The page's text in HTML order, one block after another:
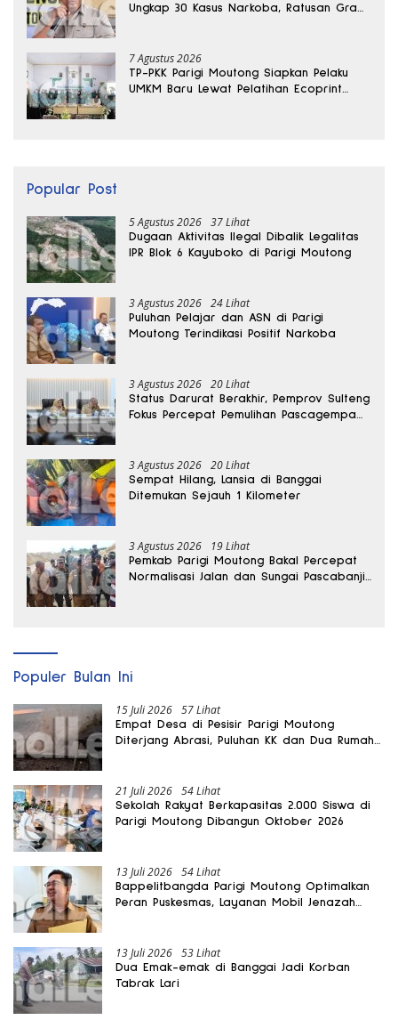
Ungkap 30 Kasus Narkoba, Ratusan Gram
7 Agustus 2026
TP-PKK Parigi Moutong Siapkan Pelaku
UMKM Baru Lewat Pelatihan Ecoprint
Popular Post
5 Agustus 2026 37 Lihat
Dugaan Aktivitas Ilegal Dibalik Legalitas
IPR Blok 6 Kayuboko di Parigi Moutong
3 Agustus 2026 24 Lihat
Puluhan Pelajar dan ASN di Parigi
Moutong Terindikasi Positif Narkoba
3 Agustus 2026 20 Lihat
Status Darurat Berakhir, Pemprov Sulteng
Fokus Percepat Pemulihan Pascagempa
3 Agustus 2026 20 Lihat
Sempat Hilang, Lansia di Banggai
Ditemukan Sejauh 1 Kilometer
3 Agustus 2026 19 Lihat
Pemkab Parigi Moutong Bakal Percepat
Normalisasi Jalan dan Sungai Pascabanjir
Populer Bulan Ini
15 Juli 2026 57 Lihat
Empat Desa di Pesisir Parigi Moutong
Diterjang Abrasi, Puluhan KK dan Dua Rumah
21 Juli 2026 54 Lihat
Sekolah Rakyat Berkapasitas 2.000 Siswa di
Parigi Moutong Dibangun Oktober 2026
13 Juli 2026 54 Lihat
Bappelitbangda Parigi Moutong Optimalkan
Peran Puskesmas, Layanan Mobil Jenazah
13 Juli 2026 53 Lihat
Dua Emak-emak di Banggai Jadi Korban
Tabrak Lari